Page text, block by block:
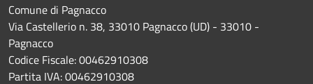
Comune di Pagnacco
Via Castellerio n. 38, 33010 Pagnacco (UD) - 33010 -
Pagnacco
Codice Fiscale: 00462910308
Partita IVA: 00462910308